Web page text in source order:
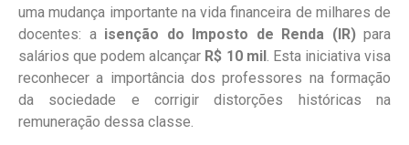
uma mudança importante na vida financeira de milhares de
docentes: a isenção do Imposto de Renda (IR)para
salários que podem alcançar R$ 10 mil. Esta iniciativa visa
reconhecer a importância dos professores na formação
da sociedade e corrigir distorções históricas na
remuneração dessa classe.